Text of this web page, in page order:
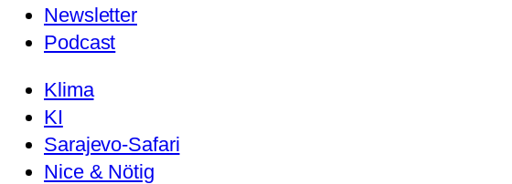
Newsletter
Podcast
Klima
KI
Sarajevo-Safari
Nice & Nötig